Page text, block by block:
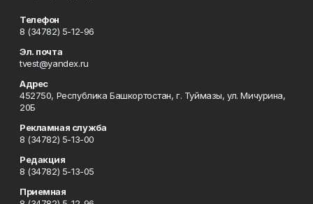
Телефон
8 (34782) 5-12-96
Эл. почта
tvest@yandex.ru
Адрес
452750, Республика Башкортостан, г. Туймазы, ул. Мичурина,
20Б
Рекламная служба
8 (34782) 5-13-00
Редакция
8 (34782) 5-13-05
Приемная